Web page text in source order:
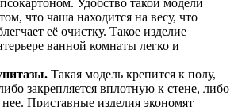
Удобство такой модели
что чаша находится на весу, что
её очистку. Такое изделие
ванной комнаты легко и
Такая модель крепится к полу,
закрепляется вплотную к стене, либо
Приставные изделия экономят